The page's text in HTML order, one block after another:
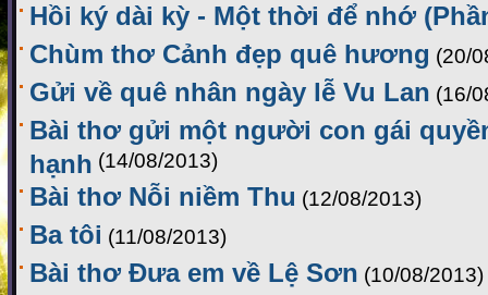
Hồi ký dài kỳ - Một thời để nhớ
Chùm thơ Cảnh đẹp quê hương (20/
Gửi về quê nhân ngày lễ Vu Lan (16/
Bài thơ gửi một người con gái
hạnh (14/08/2013)
Bài thơ Nỗi niềm Thu (12/08/2013)
Ba tôi (11/08/2013)
Bài thơ Đưa em về Lệ Sơn (10/08/2013)